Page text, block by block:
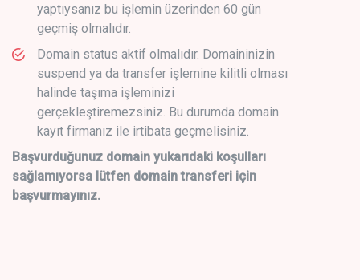
yaptıysanız bu işlemin üzerinden 60 gün
geçmiş olmalıdır.
Domain status aktif olmalıdır. Domaininizin
suspend ya da transfer işlemine kilitli olması
halinde taşıma işleminizi
gerçekleştiremezsiniz. Bu durumda domain
kayıt firmanız ile irtibata geçmelisiniz.
Başvurduğunuz domain yukarıdaki koşulları
sağlamıyorsa lütfen domain transferi için
başvurmayınız.